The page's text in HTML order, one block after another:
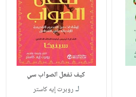
كيف تفعل الصواب سي
لـ روبرت إيه كاستر